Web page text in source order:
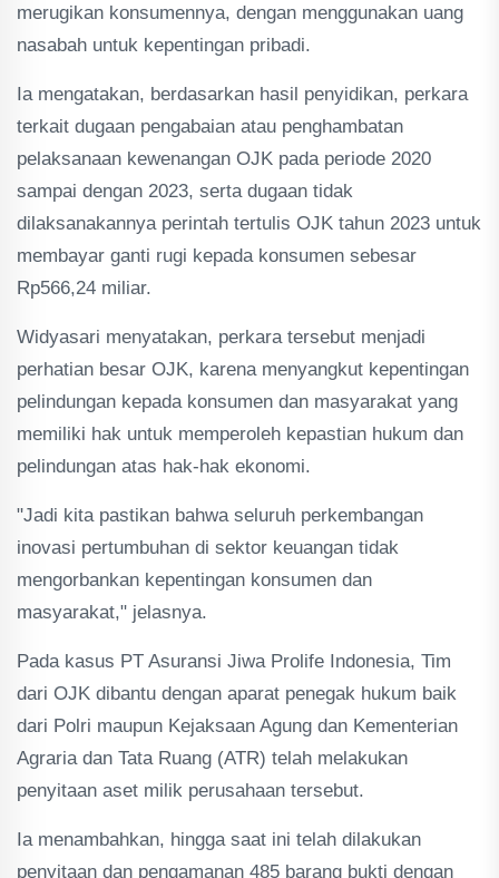
merugikan konsumennya, dengan menggunakan uang
nasabah untuk kepentingan pribadi.
Ia mengatakan, berdasarkan hasil penyidikan, perkara
terkait dugaan pengabaian atau penghambatan
pelaksanaan kewenangan OJK pada periode 2020
sampai dengan 2023, serta dugaan tidak
dilaksanakannya perintah tertulis OJK tahun 2023 untuk
membayar ganti rugi kepada konsumen sebesar
Rp566,24 miliar.
Widyasari menyatakan, perkara tersebut menjadi
perhatian besar OJK, karena menyangkut kepentingan
pelindungan kepada konsumen dan masyarakat yang
memiliki hak untuk memperoleh kepastian hukum dan
pelindungan atas hak-hak ekonomi.
"Jadi kita pastikan bahwa seluruh perkembangan
inovasi pertumbuhan di sektor keuangan tidak
mengorbankan kepentingan konsumen dan
masyarakat," jelasnya.
Pada kasus PT Asuransi Jiwa Prolife Indonesia, Tim
dari OJK dibantu dengan aparat penegak hukum baik
dari Polri maupun Kejaksaan Agung dan Kementerian
Agraria dan Tata Ruang (ATR) telah melakukan
penyitaan aset milik perusahaan tersebut.
Ia menambahkan, hingga saat ini telah dilakukan
penyitaan dan pengamanan 485 barang bukti dengan